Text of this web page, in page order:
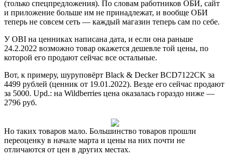
(только спецпредложения). По словам работников ОБИ, сайт
и приложение больше им не принадлежат, и вообще ОБИ
теперь не совсем сеть — каждый магазин теперь сам по себе.
У OBI на ценниках написана дата, и если она раньше
24.2.2022 возможно товар окажется дешевле той цены, по
которой его продают сейчас все остальные.
Вот, к примеру, шуруповёрт Black & Decker BCD7122CK за
4499 рублей (ценник от 19.01.2022). Везде его сейчас продают
за 5000. Upd.: на Wildberries цена оказалась гораздо ниже —
2796 руб.
Но таких товаров мало. Большинство товаров прошли
переоценку в начале марта и цены на них почти не
отличаются от цен в других местах.